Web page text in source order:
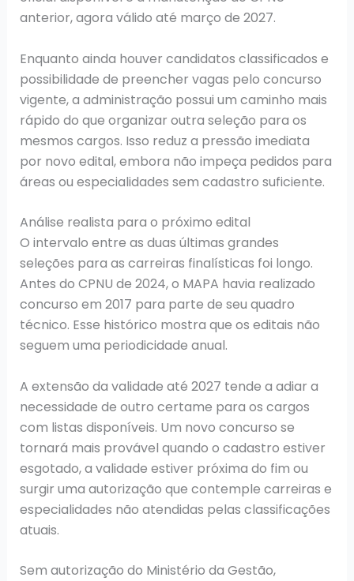
anterior, agora válido até março de 2027.
Enquanto ainda houver candidatos classificados e
possibilidade de preencher vagas pelo concurso
vigente, a administração possui um caminho mais
rápido do que organizar outra seleção para os
mesmos cargos. Isso reduz a pressão imediata
por novo edital, embora não impeça pedidos para
áreas ou especialidades sem cadastro suficiente.
Análise realista para o próximo edital
O intervalo entre as duas últimas grandes
seleções para as carreiras finalísticas foi longo.
Antes do CPNU de 2024, o MAPA havia realizado
concurso em 2017 para parte de seu quadro
técnico. Esse histórico mostra que os editais não
seguem uma periodicidade anual.
A extensão da validade até 2027 tende a adiar a
necessidade de outro certame para os cargos
com listas disponíveis. Um novo concurso se
tornará mais provável quando o cadastro estiver
esgotado, a validade estiver próxima do fim ou
surgir uma autorização que contemple carreiras e
especialidades não atendidas pelas classificações
atuais.
Sem autorização do Ministério da Gestão,